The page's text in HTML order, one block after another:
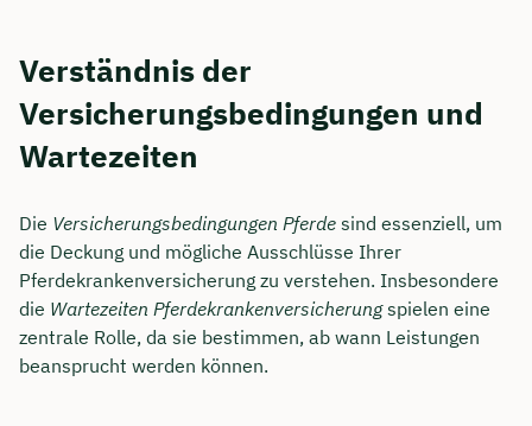
Verständnis der
Versicherungsbedingungen und
Wartezeiten
Die Versicherungsbedingungen Pferde sind essenziell, um
die Deckung und mögliche Ausschlüsse Ihrer
Pferdekrankenversicherung zu verstehen. Insbesondere
die Wartezeiten Pferdekrankenversicherungspielen eine
zentrale Rolle, da sie bestimmen, ab wann Leistungen
beansprucht werden können.